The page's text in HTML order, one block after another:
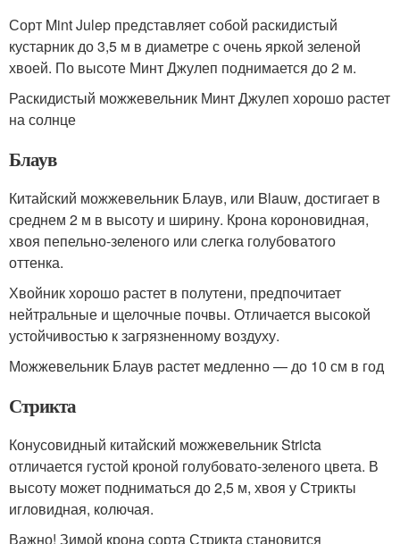
Сорт Mint Julep представляет собой раскидистый
кустарник до 3,5 м в диаметре с очень яркой зеленой
хвоей. По высоте Минт Джулеп поднимается до 2 м.
Раскидистый можжевельник Минт Джулеп хорошо растет
на солнце
Блаув
Китайский можжевельник Блаув, или Blauw, достигает в
среднем 2 м в высоту и ширину. Крона короновидная,
хвоя пепельно-зеленого или слегка голубоватого
оттенка.
Хвойник хорошо растет в полутени, предпочитает
нейтральные и щелочные почвы. Отличается высокой
устойчивостью к загрязненному воздуху.
Можжевельник Блаув растет медленно — до 10 см в год
Стрикта
Конусовидный китайский можжевельник Stricta
отличается густой кроной голубовато-зеленого цвета. В
высоту может подниматься до 2,5 м, хвоя у Стрикты
игловидная, колючая.
Важно! Зимой крона сорта Стрикта становится